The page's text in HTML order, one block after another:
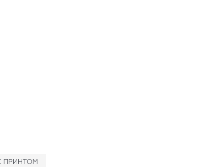
ПРИНТОМ